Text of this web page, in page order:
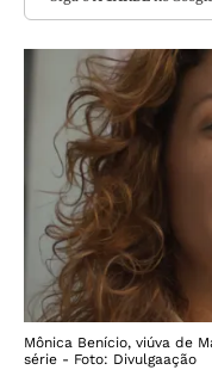
Mônica Benício, viúva de
série - Foto: Divulgaação